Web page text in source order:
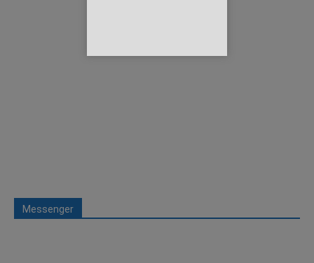
Messenger